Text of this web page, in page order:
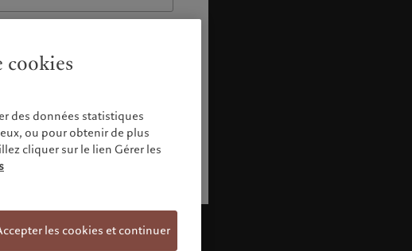
des données statistiques
ou pour obtenir de plus
cliquer sur le lien Gérer les
les cookies et continuer